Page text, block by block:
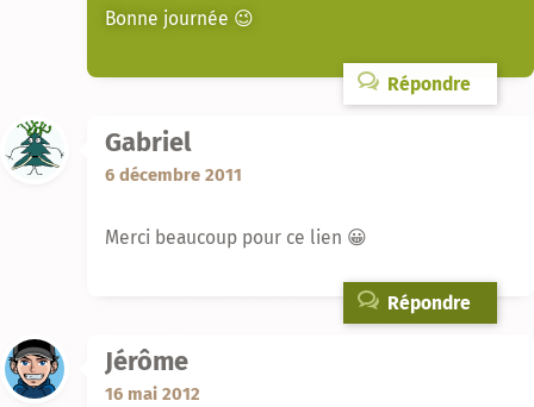
Bonne journée 😉
Répondre
Gabriel
6 décembre 2011
Merci beaucoup pour ce lien 😀
Répondre
Jérôme
16 mai 2012